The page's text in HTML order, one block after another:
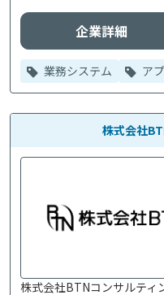
企業詳細
業務システム ア
株式会社
株式会社BTNコンサルティ